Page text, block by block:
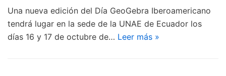
Una nueva edición del Día GeoGebra Iberoamericano
tendrá lugar en la sede de la UNAE de Ecuador los
días 16 y 17 de octubre de… Leer más »